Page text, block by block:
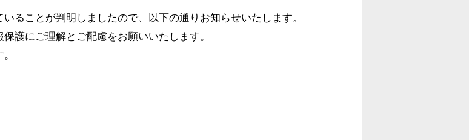
ることが判明しましたので、以下の通りお知らせいたします。
護にご理解とご配慮をお願いいたします。